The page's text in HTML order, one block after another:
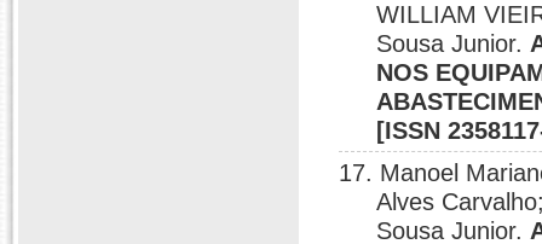
WILLIAM
Sousa Junior.
NOS
[ISSN
17. Manoel
Alves
Sousa Junior.